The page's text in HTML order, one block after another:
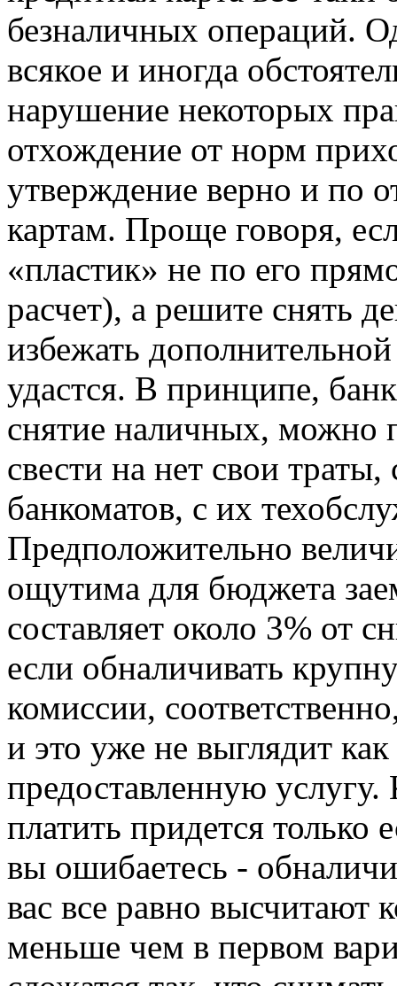
безналичных операций.
всякое и иногда
нарушение некоторых
отхождение от норм
утверждение верно и по
картам. Проще говоря,
«пластик» не по его
расчет), а решите снять
избежать
удастся. В принципе,
снятие наличных, можно
свести на нет свои
банкоматов, с их
Предположительно
ощутима для бюджета
составляет около 3% от
если обналичивать
комиссии,
и это уже не выглядит
предоставленную
платить придется только
вы ошибаетесь -
вас все равно высчитают
меньше чем в первом